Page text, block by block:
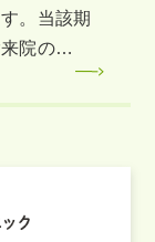
。当該期
来院の…